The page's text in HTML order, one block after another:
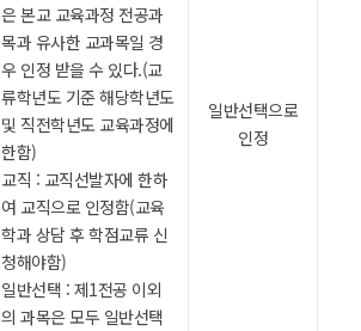
은 본교 교육과정 전공과
목과 유사한 교과목일 경
우 인정 받을 수 있다.(교
류학년도 기준 해당학년도
및 직전학년도 교육과정에
한함)
교직 : 교직선발자에 한하
여 교직으로 인정함(교육
학과 상담 후 학점교류 신
청해야함)
일반선택 : 제1전공 이외
의 과목은 모두 일반선택
일반선택으로
인정